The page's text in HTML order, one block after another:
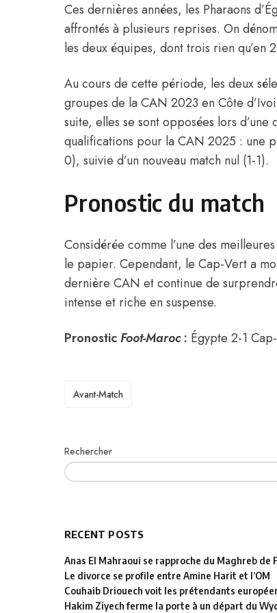
Ces dernières années, les Pharaons
affrontés à plusieurs reprises. On
les deux équipes, dont trois rien qu’en
Au cours de cette période, les deux
groupes de la CAN 2023 en Côte
suite, elles se sont opposées lors
qualifications pour la CAN 2025 : une
0), suivie d’un nouveau match nul (1-1).
Pronostic du match
Considérée comme l’une des
le papier. Cependant, le Cap-Vert a
dernière CAN et continue de
intense et riche en suspense.
Pronostic Foot-Maroc: Égypte 2-1
TAGS
Avant-Match
Rechercher
RECENT POSTS
Anas El Mahraoui se rapproche du Maghreb de
Le divorce se profile entre Amine Harit et l’OM
Couhaib Driouech voit les prétendants
Hakim Ziyech ferme la porte à un départ du